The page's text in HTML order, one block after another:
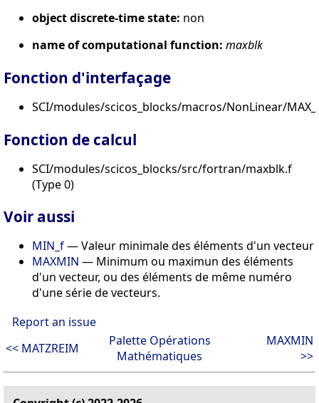
object discrete-time state: non
name of computational function: maxblk
Fonction d'interfaçage
SCI/modules/scicos_blocks/macros/NonLinear/
Fonction de calcul
SCI/modules/scicos_blocks/src/fortran/maxblk.f
(Type 0)
Voir aussi
MIN_f— Valeur minimale des éléments d'un vecteur
MAXMIN — Minimum ou maximun des éléments
d'un vecteur, ou des éléments de même numéro
d'une série de vecteurs.
Report an issue
<< MATZREIM
Palette Opérations
Mathématiques
MAXMIN
>>